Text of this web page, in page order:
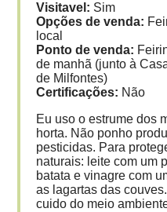
Visitavel: Sim
Opções de venda:
local
Ponto de venda:
de manhã (junto à
de Milfontes)
Certificações: Não
Eu uso o estrume dos
horta. Não ponho
pesticidas. Para
naturais: leite com um
batata e vinagre com
as lagartas das
cuido do meio